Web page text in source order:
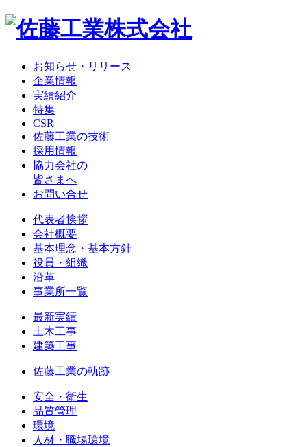
お知らせ・リリース
企業情報
実績紹介
特集
CSR
佐藤工業の技術
採用情報
協力会社の
皆さまへ
お問い合せ
代表者挨拶
会社概要
基本理念・基本方針
役員・組織
沿革
事業所一覧
最新実績
土木工事
建築工事
佐藤工業の軌跡
安全・衛生
品質管理
環境
人材・職場環境